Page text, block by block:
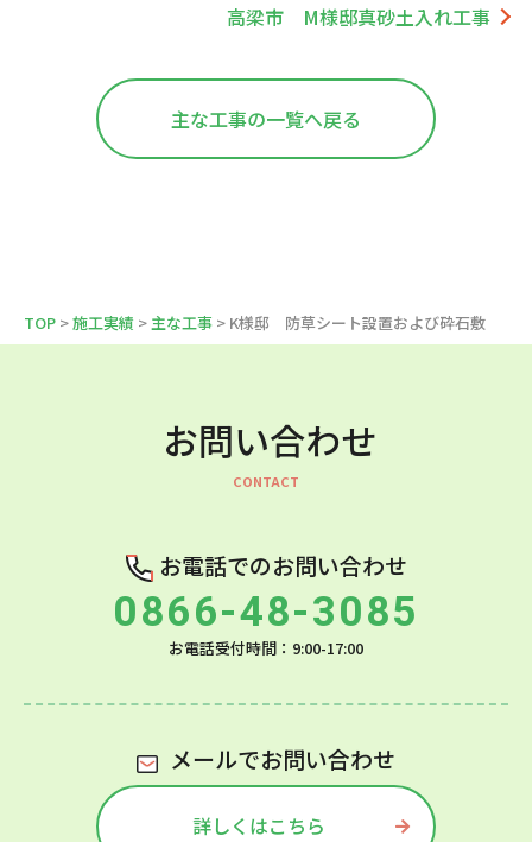
高梁市 M様邸真砂土入れ工事
主な工事の一覧へ戻る
TOP >施工実績 > 主な工事 > K様邸 防草シート設置および砕石敷
お問い合わせ
お電話でのお問い合わせ
0866-48-3085
お電話受付時間：9:00-17:00
メールでお問い合わせ
詳しくはこちら